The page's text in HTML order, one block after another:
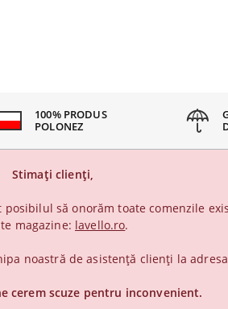
100% PRODUS
POLONEZ
Stimați clienți,
să onorăm toate comenzile
magazine: lavello.ro.
noastră de asistență clienți la adresa
cerem scuze pentru inconvenient.